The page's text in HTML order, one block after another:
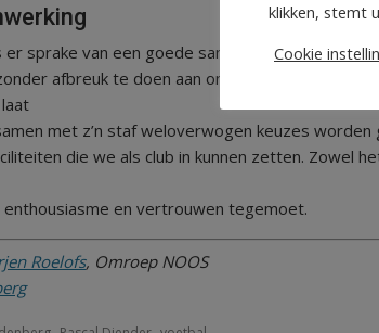
sprake van een goede samenwerking binnen
afbreuk te doen aan onze ambitie om hoog
met z’n staf weloverwogen keuzes
die we als club in kunnen zetten. Zowel
en vertrouwen tegemoet.
Roelofs, Omroep NOOS
klikken, stemt
Cookie